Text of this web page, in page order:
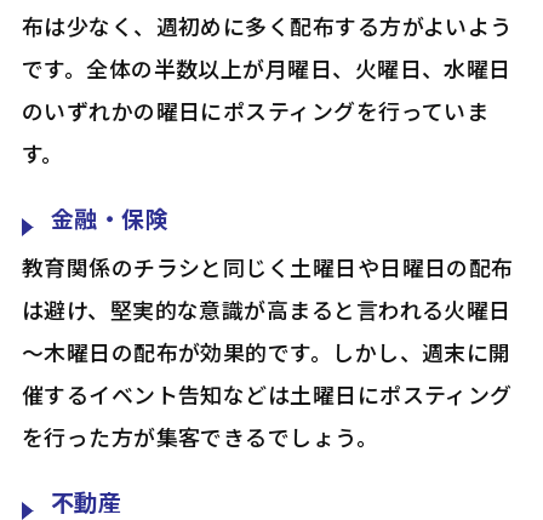
布は少なく、週初めに多く配布する方がよいよう
です。全体の半数以上が月曜日、火曜日、水曜日
のいずれかの曜日にポスティングを行っていま
す。
金融・保険
教育関係のチラシと同じく土曜日や日曜日の配布
は避け、堅実的な意識が高まると言われる火曜日
～木曜日の配布が効果的です。しかし、週末に開
催するイベント告知などは土曜日にポスティング
を行った方が集客できるでしょう。
不動産